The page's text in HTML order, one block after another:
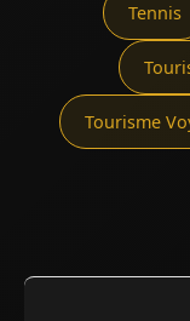
Tennis
Tourisme